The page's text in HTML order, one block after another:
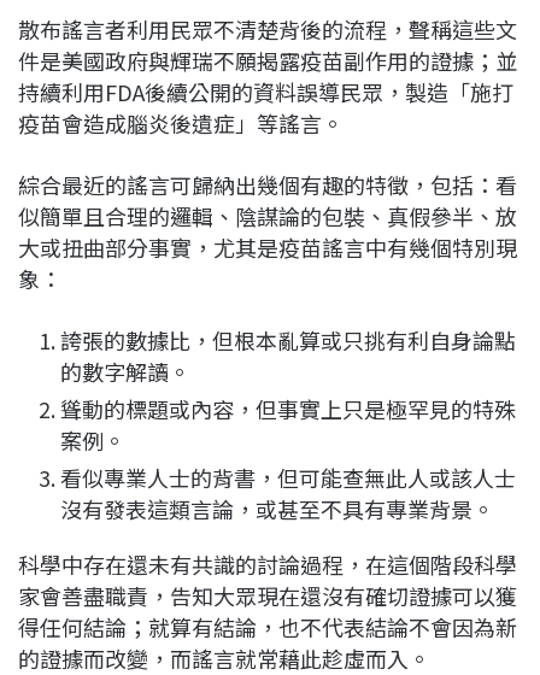
散布謠言者利用民眾不清楚背後的流程，聲稱這些文
件是美國政府與輝瑞不願揭露疫苗副作用的證據；並
持續利用FDA後續公開的資料誤導民眾，製造「施打
疫苗會造成腦炎後遺症」等謠言。
綜合最近的謠言可歸納出幾個有趣的特徵，包括：看
似簡單且合理的邏輯、陰謀論的包裝、真假參半、放
大或扭曲部分事實，尤其是疫苗謠言中有幾個特別現
象：
誇張的數據比，但根本亂算或只挑有利自身論點
的數字解讀。
聳動的標題或內容，但事實上只是極罕見的特殊
案例。
看似專業人士的背書，但可能查無此人或該人士
沒有發表這類言論，或甚至不具有專業背景。
科學中存在還未有共識的討論過程，在這個階段科學
家會善盡職責，告知大眾現在還沒有確切證據可以獲
得任何結論；就算有結論，也不代表結論不會因為新
的證據而改變，而謠言就常藉此趁虛而入。